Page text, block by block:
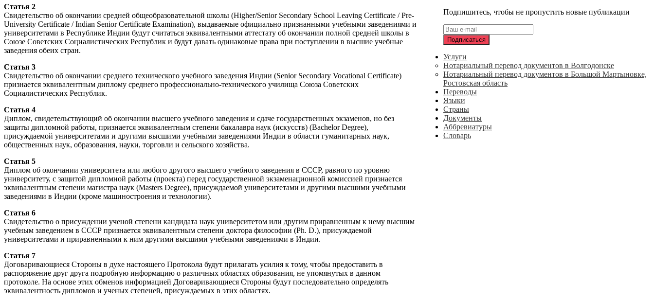
Статья 2
Свидетельство об окончании средней общеобразовательной школы (Higher/Senior Secondary School Leaving Certificate / Pre-
University Certificate / Indian Senior Certificate Examination), выдаваемые официально признанными учебными заведениями и
университетами в Республике Индии будут считаться эквивалентными аттестату об окончании полной средней школы в
Союзе Советских Социалистических Республик и будут давать одинаковые права при поступлении в высшие учебные
заведения обеих стран.
Статья 3
Свидетельство об окончании среднего технического учебного заведения Индии (Senior Secondary Vocational Certificate)
признается эквивалентным диплому среднего профессионально-технического училища Союза Советских
Социалистических Республик.
Статья 4
Диплом, свидетельствующий об окончании высшего учебного заведения и сдаче государственных экзаменов, но без
защиты дипломной работы, признается эквивалентным степени бакалавра наук (искусств) (Bachelor Degree),
присуждаемой университетами и другими высшими учебными заведениями Индии в области гуманитарных наук,
общественных наук, образования, науки, торговли и сельского хозяйства.
Статья 5
Диплом об окончании университета или любого другого высшего учебного заведения в СССР, равного по уровню
университету, с защитой дипломной работы (проекта) перед государственной экзаменационной комиссией признается
эквивалентным степени магистра наук (Masters Degree), присуждаемой университетами и другими высшими учебными
заведениями в Индии (кроме машиностроения и технологии).
Статья 6
Свидетельство о присуждении ученой степени кандидата наук университетом или другим приравненным к нему высшим
учебным заведением в СССР признается эквивалентным степени доктора философии (Ph. D.), присуждаемой
университетами и приравненными к ним другими высшими учебными заведениями в Индии.
Статья 7
Договаривающиеся Стороны в духе настоящего Протокола будут прилагать усилия к тому, чтобы предоставить в
распоряжение друг друга подробную информацию о различных областях образования, не упомянутых в данном
протоколе. На основе этих обменов информацией Договаривающиеся Стороны будут последовательно определять
эквивалентность дипломов и ученых степеней, присуждаемых в этих областях.
Подпишитесь, чтобы не пропустить новые публикации
Услуги
Нотариальный перевод документов в Волгодонске
Нотариальный перевод документов в Большой Мартыновке,
Ростовская область
Переводы
Языки
Страны
Документы
Аббревиатуры
Словарь